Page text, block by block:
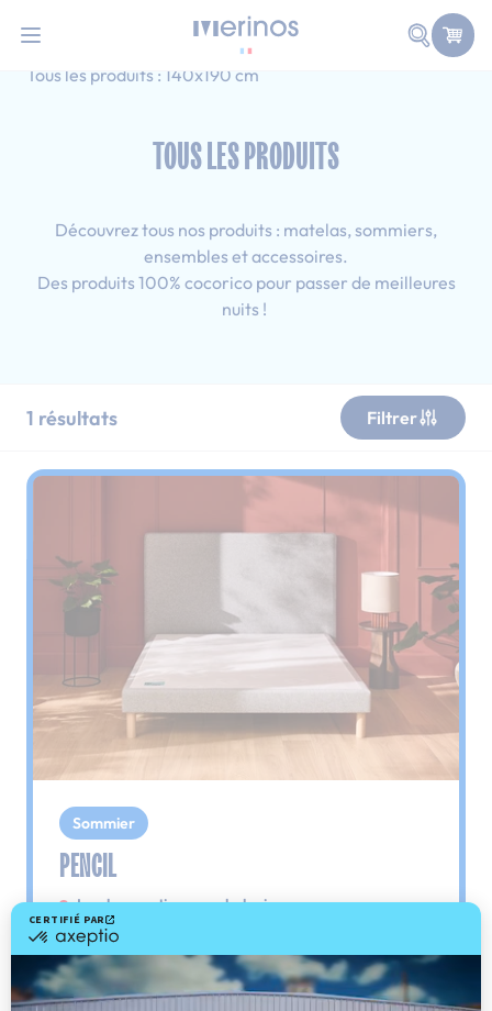
Faire
Accueil
Simple
Tous les produits : 140x190 cm
TOUS LES PRODUITS
Découvrez tous nos produits : matelas, sommiers,
ensembles et accessoires.
Des produits 100% cocorico pour passer de meilleures
nuits !
1 résultats Filtrer
Sommier
PENCIL
Le plus : soutien morphologique
Grâce à ses 3 zones de confort, le sommier
Pencil vous assure tout son soutien. Avec les
épaules, le dos et le bassin qui reposent sur ses
lattes, vous évitez les douleurs au petit matin.